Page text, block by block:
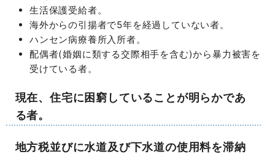
生活保護受給者。
海外からの引揚者で5年を経過していない者。
ハンセン病療養所入所者。
配偶者(婚姻に類する交際相手を含む)から暴力被害を
受けている者。
現在、住宅に困窮していることが明らかであ
る者。
地方税並びに水道及び下水道の使用料を滞納